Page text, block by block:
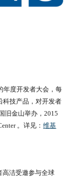
年度开发者大会，每
科技产品，对开发者
旧金山举办，2015
。详见：维基
高洁受邀参与全球